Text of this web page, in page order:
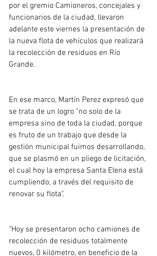
por el gremio Camioneros, concejales y
funcionarios de la ciudad, llevaron
adelante este viernes la presentación de
la nueva flota de vehículos que realizará
la recolección de residuos en Río
Grande.
En ese marco, Martín Perez expresó que
se trata de un logro "no solo de la
empresa sino de toda la ciudad, porque
es fruto de un trabajo que desde la
gestión municipal fuimos desarrollando,
que se plasmó en un pliego de licitación,
el cual hoy la empresa Santa Elena está
cumpliendo, a través del requisito de
renovar su flota".
"Hoy se presentaron ocho camiones de
recolección de residuos totalmente
nuevos, 0 kilómetro, en beneficio de la